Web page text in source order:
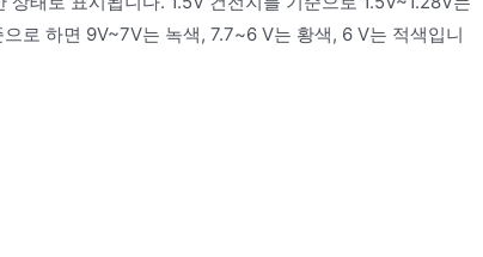
로 하면 9V~7V는 녹색, 7.7~6 V는 황색, 6 V는 적색입니